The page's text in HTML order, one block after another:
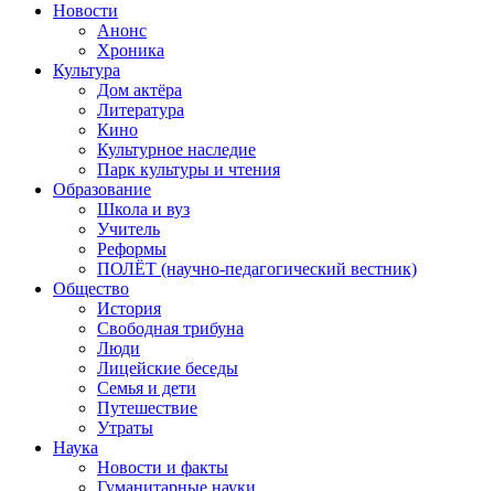
Новости
Анонс
Хроника
Культура
Дом актёра
Литература
Кино
Культурное наследие
Парк культуры и чтения
Образование
Школа и вуз
Учитель
Реформы
ПОЛЁТ (научно-педагогический вестник)
Общество
История
Свободная трибуна
Люди
Лицейские беседы
Семья и дети
Путешествие
Утраты
Наука
Новости и факты